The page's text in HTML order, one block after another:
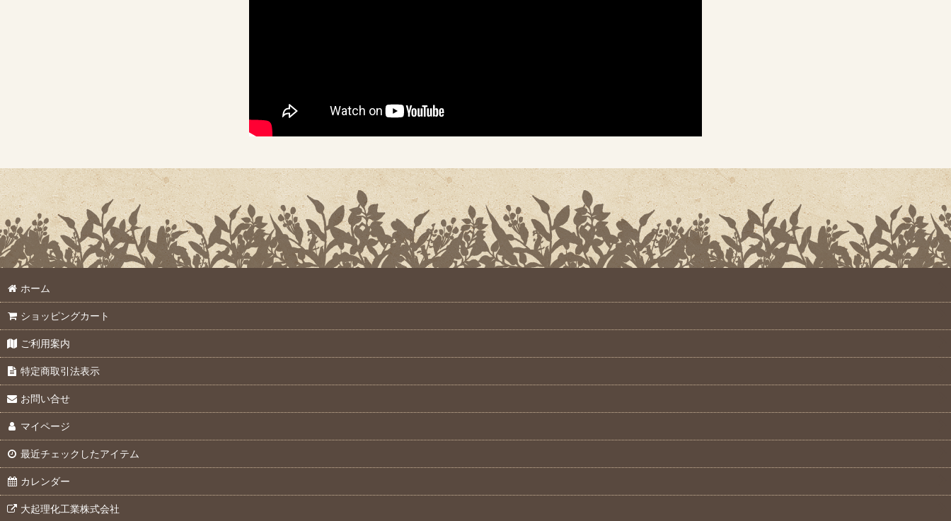
ホーム
ショッピングカート
ご利用案内
特定商取引法表示
お問い合せ
マイページ
最近チェックしたアイテム
カレンダー
大起理化工業株式会社